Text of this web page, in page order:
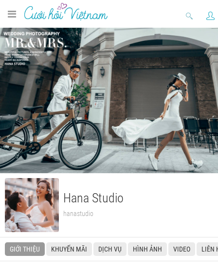
Hana Studio
hanastudio
GIỚI THIỆU KHUYẾN MÃI DỊCH VỤ HÌNH ẢNH VIDEO LIÊN